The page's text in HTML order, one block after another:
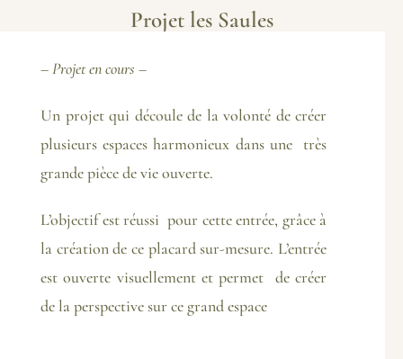
Projet les Saules
– Projet en cours –
Un projet qui découle de la volonté de créer
plusieurs espaces harmonieux dans une très
grande pièce de vie ouverte.
L’objectif est réussi pour cette entrée, grâce à
la création de ce placard sur-mesure. L’entrée
est ouverte visuellement et permet de créer
de la perspective sur ce grand espace